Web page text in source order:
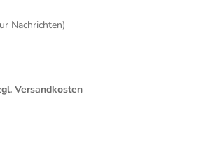
Nachrichten)
Versandkosten